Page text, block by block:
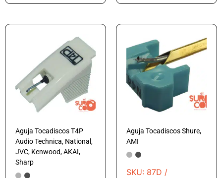
Aguja Tocadiscos T4P
Audio Technica, National,
JVC, Kenwood, AKAI,
Sharp
Aguja Tocadiscos Shure,
AMI
SKU: 87D /